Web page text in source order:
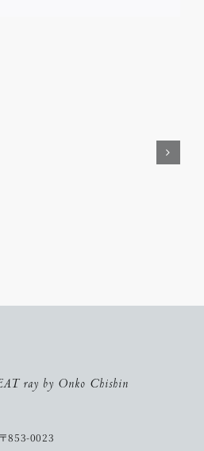
ray by Onko Chishin
〒853-0023